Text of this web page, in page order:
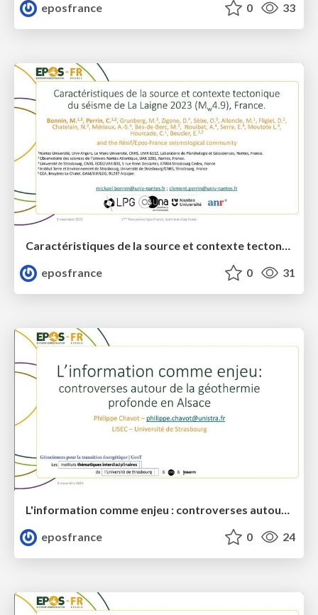
eposfrance
0 33
eposfrance
0 31
L'information comme enjeu : controverses autour de la géothermie profonde en Alsace
eposfrance
0 24